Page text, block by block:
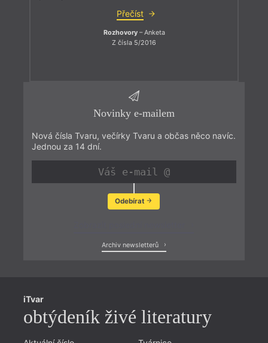
Přečíst
Rozhovory– Anketa
Z čísla 5/2016
Novinky e-mailem
Nová čísla Tvaru, večírky Tvaru a občas něco navíc.
Jednou za 14 dní.
Odebírat
Archiv newsletterů
iTvar
obtýdeník živé literatury